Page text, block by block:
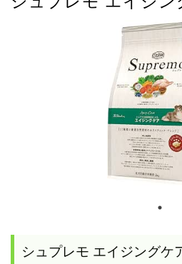
シュプレモ エイジングケ